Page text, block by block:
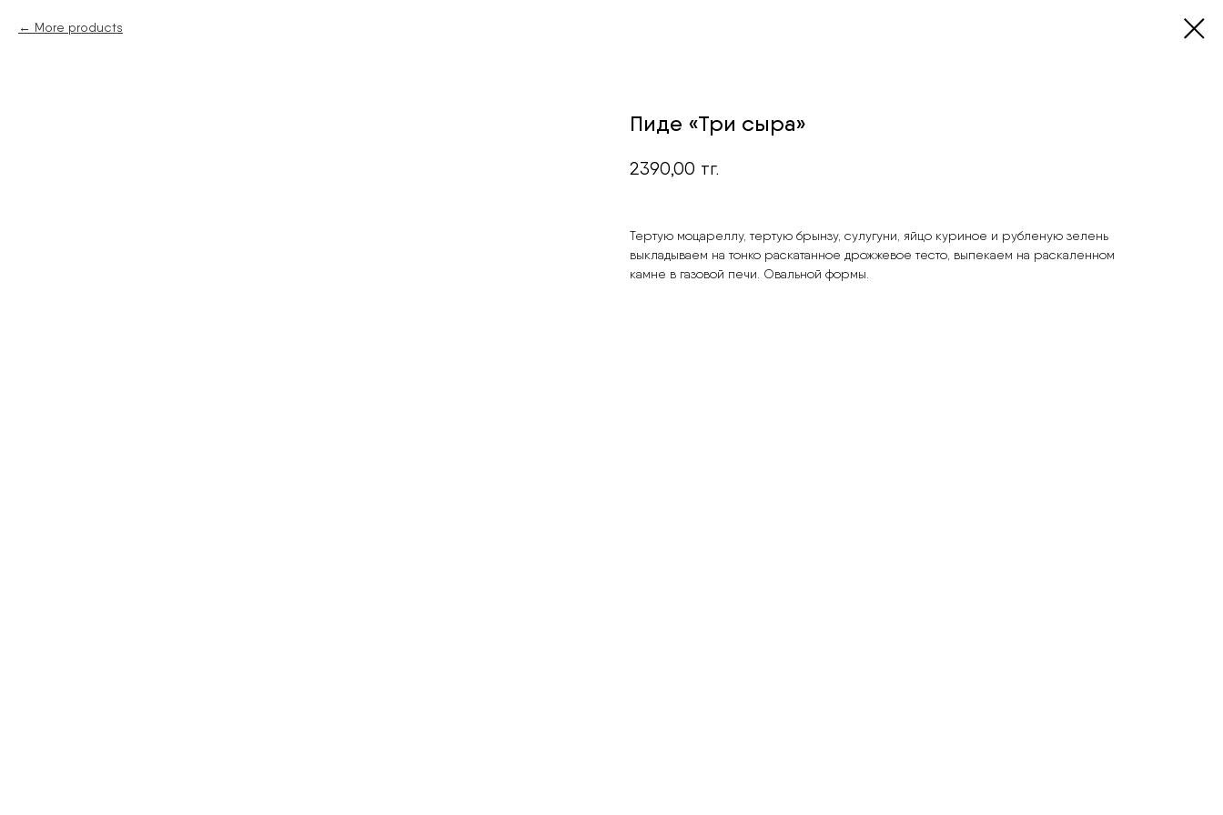
More products
Пиде «Три сыра»
2390,00 тг.
Тертую моцареллу, тертую брынзу, сулугуни, яйцо куриное и рубленую зелень
выкладываем на тонко раскатанное дрожжевое тесто, выпекаем на раскаленном
камне в газовой печи. Овальной формы.